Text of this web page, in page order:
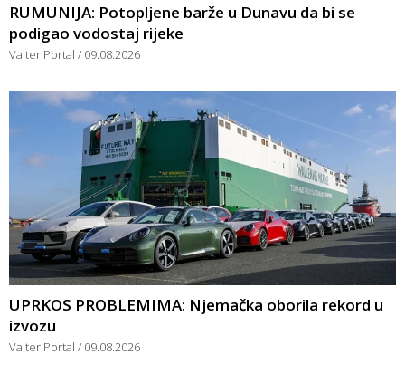
RUMUNIJA: Potopljene barže u Dunavu da bi se
podigao vodostaj rijeke
Valter Portal 09.08.2026
UPRKOS PROBLEMIMA: Njemačka oborila rekord u
izvozu
Valter Portal 09.08.2026